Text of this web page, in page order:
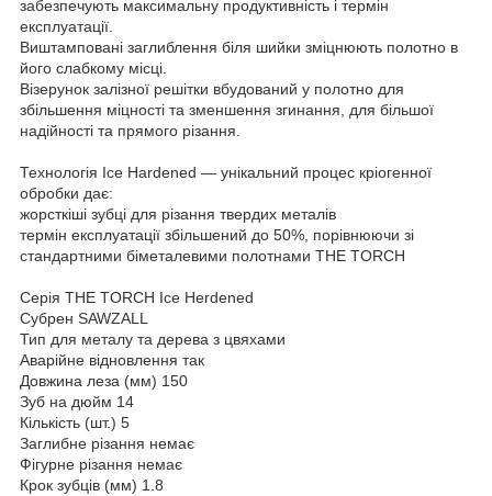
забезпечують максимальну продуктивність і термін
експлуатації.
Виштамповані заглиблення біля шийки зміцнюють полотно в
його слабкому місці.
Візерунок залізної решітки вбудований у полотно для
збільшення міцності та зменшення згинання, для більшої
надійності та прямого різання.
Технологія Ice Hardened — унікальний процес кріогенної
обробки дає:
жорсткіші зубці для різання твердих металів
термін експлуатації збільшений до 50%, порівнюючи зі
стандартними біметалевими полотнами THE TORCH
Серія THE TORCH Ice Herdened
Субрен SAWZALL
Тип для металу та дерева з цвяхами
Аварійне відновлення так
Довжина леза (мм) 150
Зуб на дюйм 14
Кількість (шт.) 5
Заглибне різання немає
Фігурне різання немає
Крок зубців (мм) 1.8